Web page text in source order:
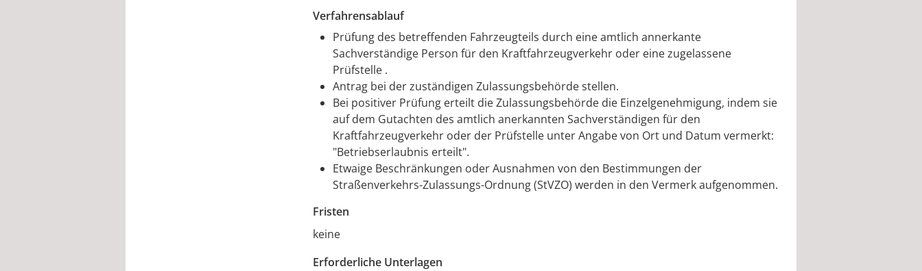
Verfahrensablauf
Prüfung des betreffenden Fahrzeugteils durch eine amtlich annerkante
Sachverständige Person für den Kraftfahrzeugverkehr oder eine zugelassene
Prüfstelle .
Antrag bei der zuständigen Zulassungsbehörde stellen.
Bei positiver Prüfung erteilt die Zulassungsbehörde die Einzelgenehmigung, indem sie
auf dem Gutachten des amtlich anerkannten Sachverständigen für den
Kraftfahrzeugverkehr oder der Prüfstelle unter Angabe von Ort und Datum vermerkt:
"Betriebserlaubnis erteilt".
Etwaige Beschränkungen oder Ausnahmen von den Bestimmungen der
Straßenverkehrs-Zulassungs-Ordnung (StVZO) werden in den Vermerk aufgenommen.
Fristen
keine
Erforderliche Unterlagen